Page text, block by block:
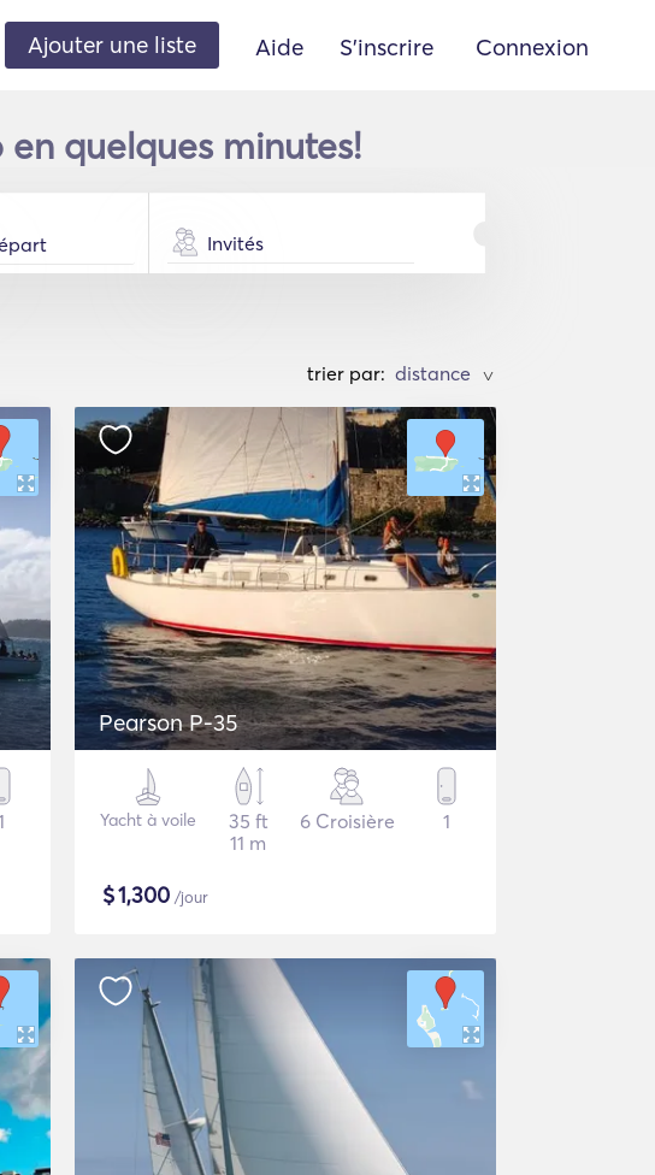
Ajouter une liste Aide S'inscrire Connexion
quelques minutes!
Invités
trier par: >
Pearson P-35
Yacht à voile
35 ft
11 m
6 Croisière 1
$1,300 /jour